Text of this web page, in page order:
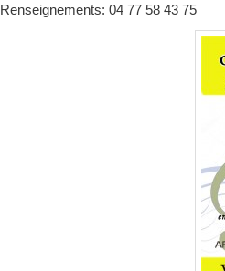
Renseignements: 04 77 58 43 75